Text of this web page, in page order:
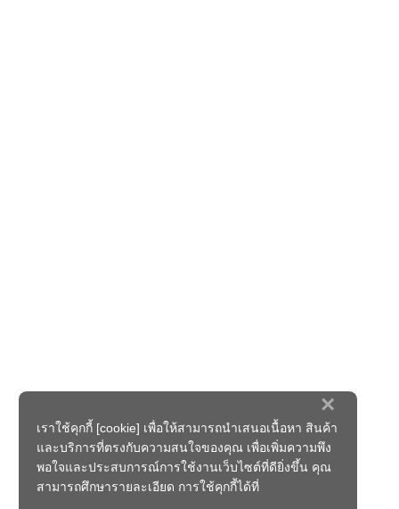
×
เราใช้คุกกี้ [cookie] เพื่อให้สามารถนำเสนอเนื้อหา สินค้า
และบริการที่ตรงกับความสนใจของคุณ เพื่อเพิ่มความพึง
พอใจและประสบการณ์การใช้งานเว็บไซต์ที่ดียิ่งขึ้น คุณ
สามารถศึกษารายละเอียด การใช้คุกกี้ได้ที่